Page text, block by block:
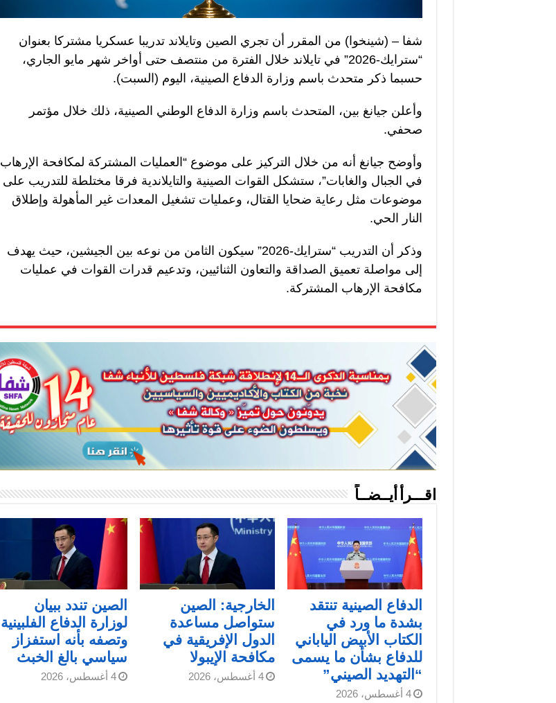
شفا – (شينخوا) من المقرر أن تجري الصين وتايلاند تدريبا عسكريا مشتركا بعنوان
“سترايك-2026” في تايلاند خلال الفترة من منتصف حتى أواخر شهر مايو الجاري،
حسبما ذكر متحدث باسم وزارة الدفاع الصينية، اليوم (السبت).
وأعلن جيانغ بين، المتحدث باسم وزارة الدفاع الوطني الصينية، ذلك خلال مؤتمر
صحفي.
وأوضح جيانغ أنه من خلال التركيز على موضوع “العمليات المشتركة لمكافحة الإرهاب
في الجبال والغابات”، ستشكل القوات الصينية والتايلاندية فرقا مختلطة للتدريب على
موضوعات مثل رعاية ضحايا القتال، وعمليات تشغيل المعدات غير المأهولة وإطلاق
النار الحي.
وذكر أن التدريب “سترايك-2026” سيكون الثامن من نوعه بين الجيشين، حيث يهدف
إلى مواصلة تعميق الصداقة والتعاون الثنائيين، وتدعيم قدرات القوات في عمليات
مكافحة الإرهاب المشتركة.
اقـــرأ أيــضــاً
الدفاع الصينية تنتقد
بشدة ما ورد في
الكتاب الأبيض الياباني
للدفاع بشأن ما يسمى
“التهديد الصيني”
4 أغسطس، 2026
الخارجية: الصين
ستواصل مساعدة
الدول الإفريقية في
مكافحة الإيبولا
4 أغسطس، 2026
الصين تندد ببيان
لوزارة الدفاع الفلبينية
وتصفه بأنه استفزاز
سياسي بالغ الخبث
4 أغسطس، 2026